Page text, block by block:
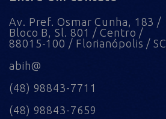
Av. Pref. Osmar Cunha, 183 /
Bloco B, Sl. 801 / Centro /
88015-100 / Florianópolis / SC
abih@
(48) 98843-7711
(48) 98843-7659